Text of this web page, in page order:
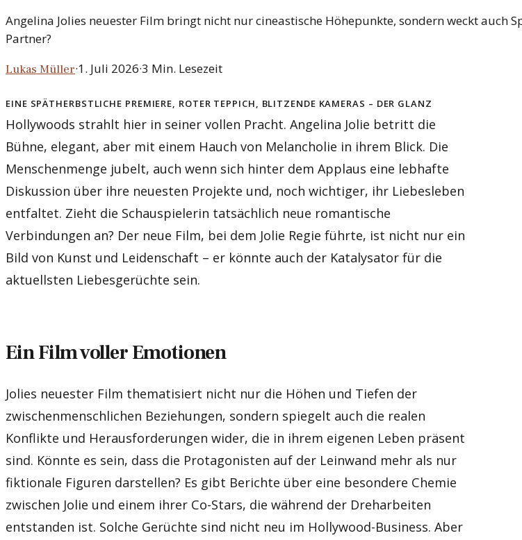
Angelina Jolies neuester Film bringt nicht nur cineastische Höhepunkte, sondern weckt auch
Partner?
Lukas Müller·1. Juli 2026·3 Min. Lesezeit
Eine spätherbstliche Premiere, roter Teppich, blitzende Kameras – der Glanz
Hollywoods strahlt hier in seiner vollen Pracht. Angelina Jolie betritt die
Bühne, elegant, aber mit einem Hauch von Melancholie in ihrem Blick. Die
Menschenmenge jubelt, auch wenn sich hinter dem Applaus eine lebhafte
Diskussion über ihre neuesten Projekte und, noch wichtiger, ihr Liebesleben
entfaltet. Zieht die Schauspielerin tatsächlich neue romantische
Verbindungen an? Der neue Film, bei dem Jolie Regie führte, ist nicht nur ein
Bild von Kunst und Leidenschaft – er könnte auch der Katalysator für die
aktuellsten Liebesgerüchte sein.
Ein Film voller Emotionen
Jolies neuester Film thematisiert nicht nur die Höhen und Tiefen der
zwischenmenschlichen Beziehungen, sondern spiegelt auch die realen
Konflikte und Herausforderungen wider, die in ihrem eigenen Leben präsent
sind. Könnte es sein, dass die Protagonisten auf der Leinwand mehr als nur
fiktionale Figuren darstellen? Es gibt Berichte über eine besondere Chemie
zwischen Jolie und einem ihrer Co-Stars, die während der Dreharbeiten
entstanden ist. Solche Gerüchte sind nicht neu im Hollywood-Business. Aber